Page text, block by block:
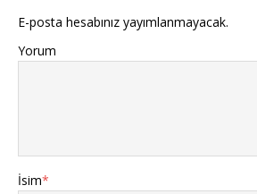
E-posta hesabınız yayımlanmayacak.
Yorum
İsim*